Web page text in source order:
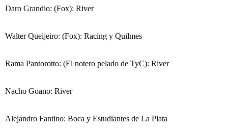
Daro Grandio: (Fox): River
Walter Queijeiro: (Fox): Racing y Quilmes
Rama Pantorotto: (El notero pelado de TyC): River
Nacho Goano: River
Alejandro Fantino: Boca y Estudiantes de La Plata